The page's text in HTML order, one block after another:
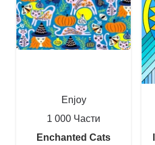
Enjoy
1 000 Части
Enchanted Cats